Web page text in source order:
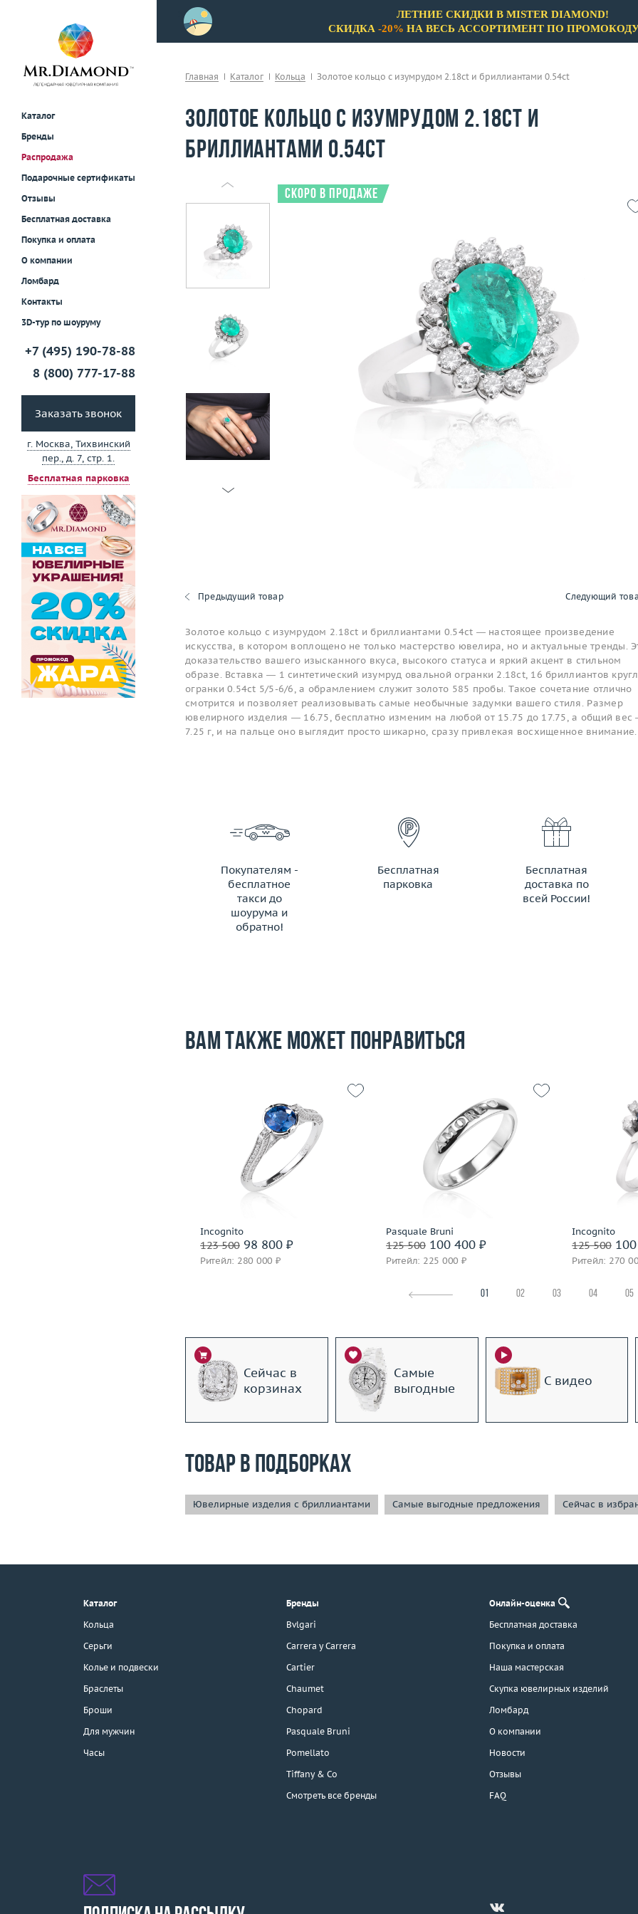
Каталог
Бренды
Распродажа
Подарочные сертификаты
Отзывы
Бесплатная доставка
Покупка и оплата
О компании
Ломбард
Контакты
3D-тур по шоуруму
+7 (495) 190-78-88
8 (800) 777-17-88
Заказать звонок
г. Москва, Тихвинский
пер., д. 7, стр. 1.
Бесплатная парковка
г. Москва, Тихвинский пер., д. 7,
3D-тур по шоуруму
Бесплатная доставка
примерки!
ЛЕТНИЕ СКИДКИ В MISTER DIAMOND!
СКИДКА -20% НА ВЕСЬ АССОРТИМЕНТ ПО
Главная Каталог Кольца Золотое кольцо с изумрудом 2.18ct и бриллиантами 0.54ct
Золотое кольцо с изумрудом 2.18ct и
бриллиантами 0.54ct
Скоро в продаже
Предыдущий товар Следующий
Золотое кольцо с изумрудом 2.18ct и бриллиантами 0.54ct — настоящее произведение
искусства, в котором воплощено не только мастерство ювелира, но и актуальные тренды.
доказательство вашего изысканного вкуса, высокого статуса и яркий акцент в стильном
образе. Вставка — 1 синтетический изумруд овальной огранки 2.18ct, 16 бриллиантов
огранки 0.54ct 5/5-6/6, а обрамлением служит золото 585 пробы. Такое сочетание отлично
смотрится и позволяет реализовывать самые необычные задумки вашего стиля. Размер
ювелирного изделия — 16.75, бесплатно изменим на любой от 15.75 до 17.75, а общий вес
7.25 г, и на пальце оно выглядит просто шикарно, сразу привлекая восхищенное внимание.
Покупателям -
бесплатное
такси до
шоурума и
обратно!
ЗАКАЗАТЬ ТАКСИ
Бесплатная
парковка
Бесплатная
доставка по
всей России!
Вам также может понравиться
Incognito
123 50098 800 ₽
Ритейл: 280 000 ₽
Материал
золото 585 пробы
Подробнее
Pasquale Bruni
125 500100 400 ₽
Ритейл: 225 000 ₽
19.75
Материал
золото 750 пробы
Incognito
125 500100
Ритейл: 270
Материал
01 02 03 04 05
Сейчас в
корзинах
Самые
выгодные
С видео
Товар в подборках
Ювелирные изделия с бриллиантами Самые выгодные предложения Сейчас в
Каталог
Кольца
Серьги
Колье и подвески
Браслеты
Броши
Для мужчин
Часы
Бренды
Bvlgari
Carrera y Carrera
Cartier
Chaumet
Chopard
Pasquale Bruni
Pomellato
Tiffany & Co
Смотреть все бренды
Онлайн-оценка
Бесплатная доставка
Покупка и оплата
Наша мастерская
Скупка ювелирных изделий
Ломбард
О компании
Новости
Отзывы
FAQ